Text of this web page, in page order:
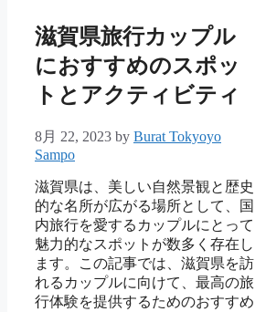
滋賀県旅行カップル
におすすめのスポッ
トとアクティビティ
8月 22, 2023 by Burat Tokyoyo
Sampo
滋賀県は、美しい自然景観と歴史
的な名所が広がる場所として、国
内旅行を愛するカップルにとって
魅力的なスポットが数多く存在し
ます。この記事では、滋賀県を訪
れるカップルに向けて、最高の旅
行体験を提供するためのおすすめ